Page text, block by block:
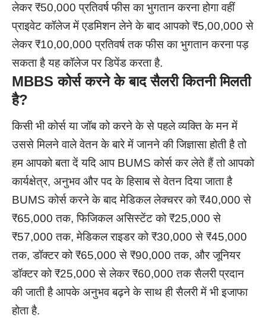
लेकर ₹50,000 प्रतिवर्ष फीस का भुगतान करना होगा वहीं
प्राइवेट कॉलेज में एडमिशन लेने के बाद आपको ₹5,00,000 से
लेकर ₹10,00,000 प्रतिवर्ष तक फीस का भुगतान करना पड़
सकता है यह कॉलेज पर डिपेंड करता है.
MBBS कोर्स करने के बाद सैलरी कितनी मिलती
है?
किसी भी कोर्स या जॉब को करने के से पहले व्यक्ति के मन में
उससे मिलने वाले वेतन के बारे में जानने की जिज्ञासा होती है तो
हम आपको बता दें यदि आप BUMS कोर्स कर लेते हैं तो आपको
कार्यक्षेत्र, अनुभव और पद के हिसाब से वेतन दिया जाता है
BUMS कोर्स करने के बाद मेडिकल लेक्चरर को ₹40,000 से
₹65,000 तक, फिजिकल असिस्टेंट को ₹25,000 से
₹57,000 तक, मेडिकल राइडर को ₹30,000 से ₹45,000
तक, डॉक्टर को ₹65,000 से ₹90,000 तक, और जूनियर
डॉक्टर को ₹25,000 से लेकर ₹60,000 तक सैलरी प्रदान
की जाती है आपके अनुभव बढ़ने के साथ ही सैलरी में भी इजाफा
होता है.